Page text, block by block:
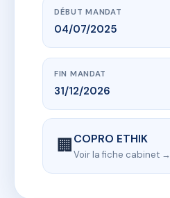
DÉBUT MANDAT
04/07/2025
FIN MANDAT
31/12/2026
🏢COPRO ETHIK
Voir la fiche cabinet →